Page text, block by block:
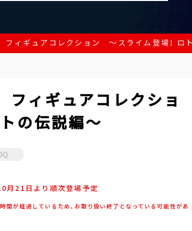
ィギュアコレクション ～スライム登場！ ロ
ィギュアコレクショ
の伝説編～
月21日より順次登場予定
間が経過しているため、お取り扱い終了となっている可能性があ